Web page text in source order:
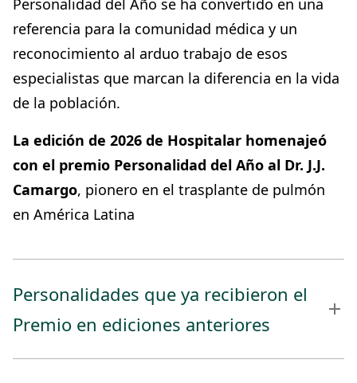
Personalidad del Año se ha convertido en una
referencia para la comunidad médica y un
reconocimiento al arduo trabajo de esos
especialistas que marcan la diferencia en la vida
de la población.
La edición de 2026 de Hospitalar homenajeó
con el premio Personalidad del Año al Dr. J.J.
Camargo, pionero en el trasplante de pulmón
en América Latina
Personalidades que ya recibieron el
Premio en ediciones anteriores